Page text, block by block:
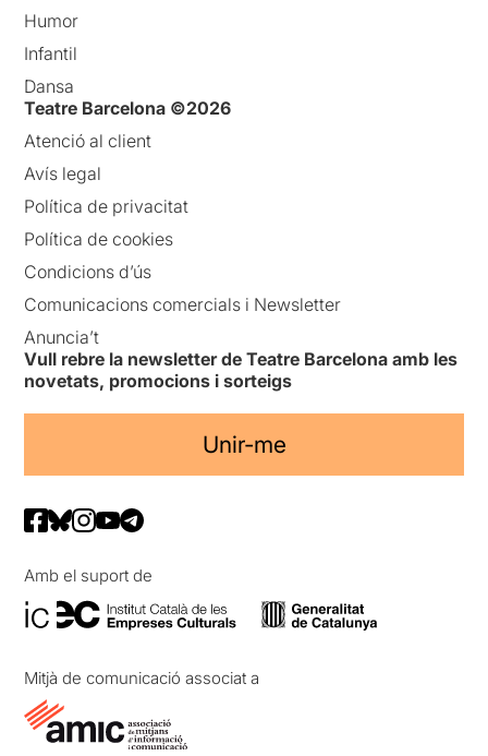
Humor
Infantil
Dansa
Teatre Barcelona ©2026
Atenció al client
Avís legal
Política de privacitat
Política de cookies
Condicions d’ús
Comunicacions comercials i Newsletter
Anuncia’t
Vull rebre la newsletter de Teatre Barcelona amb les
novetats, promocions i sorteigs
Unir-me
Amb el suport de
Mitjà de comunicació associat a